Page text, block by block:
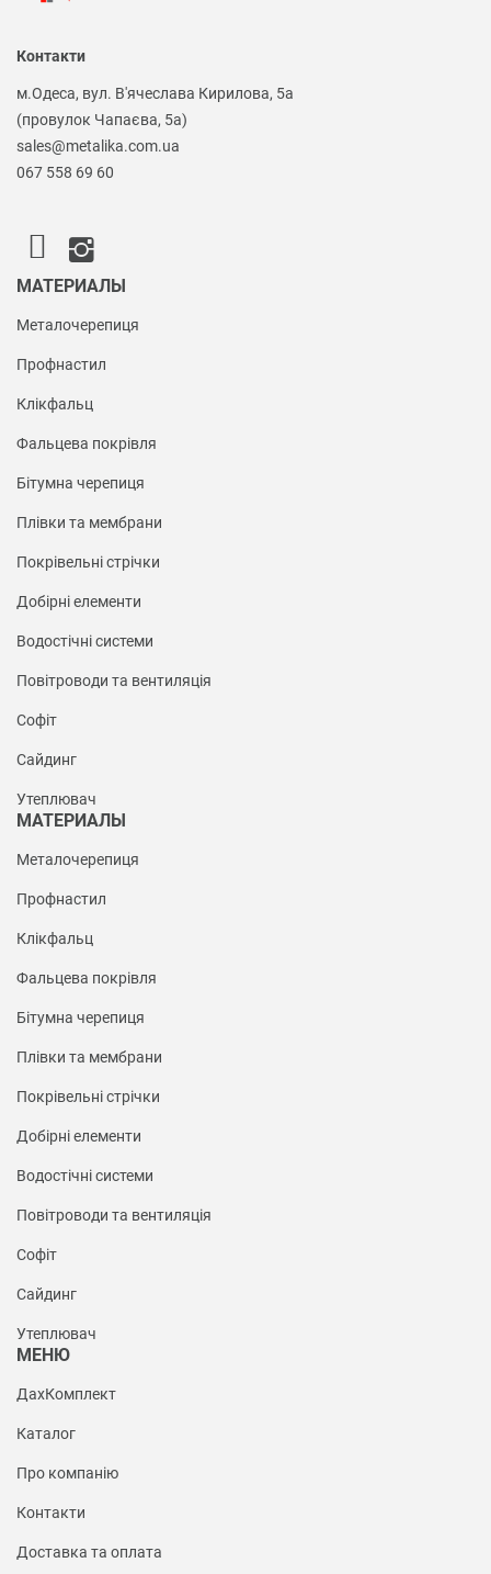
Контакти
м.Одеса, вул. В'ячеслава Кирилова, 5а
(провулок Чапаєва, 5а)
sales@metalika.com.ua
067 558 69 60
МАТЕРИАЛЫ
Металочерепиця
Профнастил
Клікфальц
Фальцева покрівля
Бітумна черепиця
Плівки та мембрани
Покрівельні стрічки
Добірні елементи
Водостічні системи
Повітроводи та вентиляція
Софіт
Сайдинг
Утеплювач
МАТЕРИАЛЫ
Металочерепиця
Профнастил
Клікфальц
Фальцева покрівля
Бітумна черепиця
Плівки та мембрани
Покрівельні стрічки
Добірні елементи
Водостічні системи
Повітроводи та вентиляція
Софіт
Сайдинг
Утеплювач
МЕНЮ
ДахКомплект
Каталог
Про компанію
Контакти
Доставка та оплата